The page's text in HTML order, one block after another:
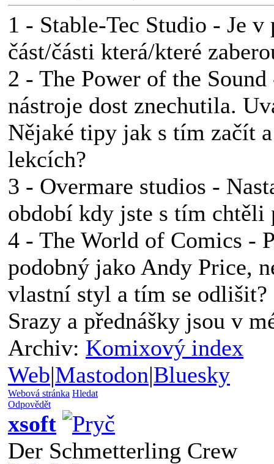
1 - Stable-Tec Studio - Je
část/části která/které
2 - The Power of the
nástroje dost znechutila.
Nějaké tipy jak s tím začít
lekcích?
3 - Overmare studios -
období kdy jste s tím chtěli
4 - The World of Comics -
podobný jako Andy Price,
vlastní styl a tím se odlišit?
Srazy a přednášky jsou v
Archiv: Komixový index
Web|Mastodon|Bluesky
Webová stránka Hledat
Odpovědět
xsoft
Der Schmetterling Crew